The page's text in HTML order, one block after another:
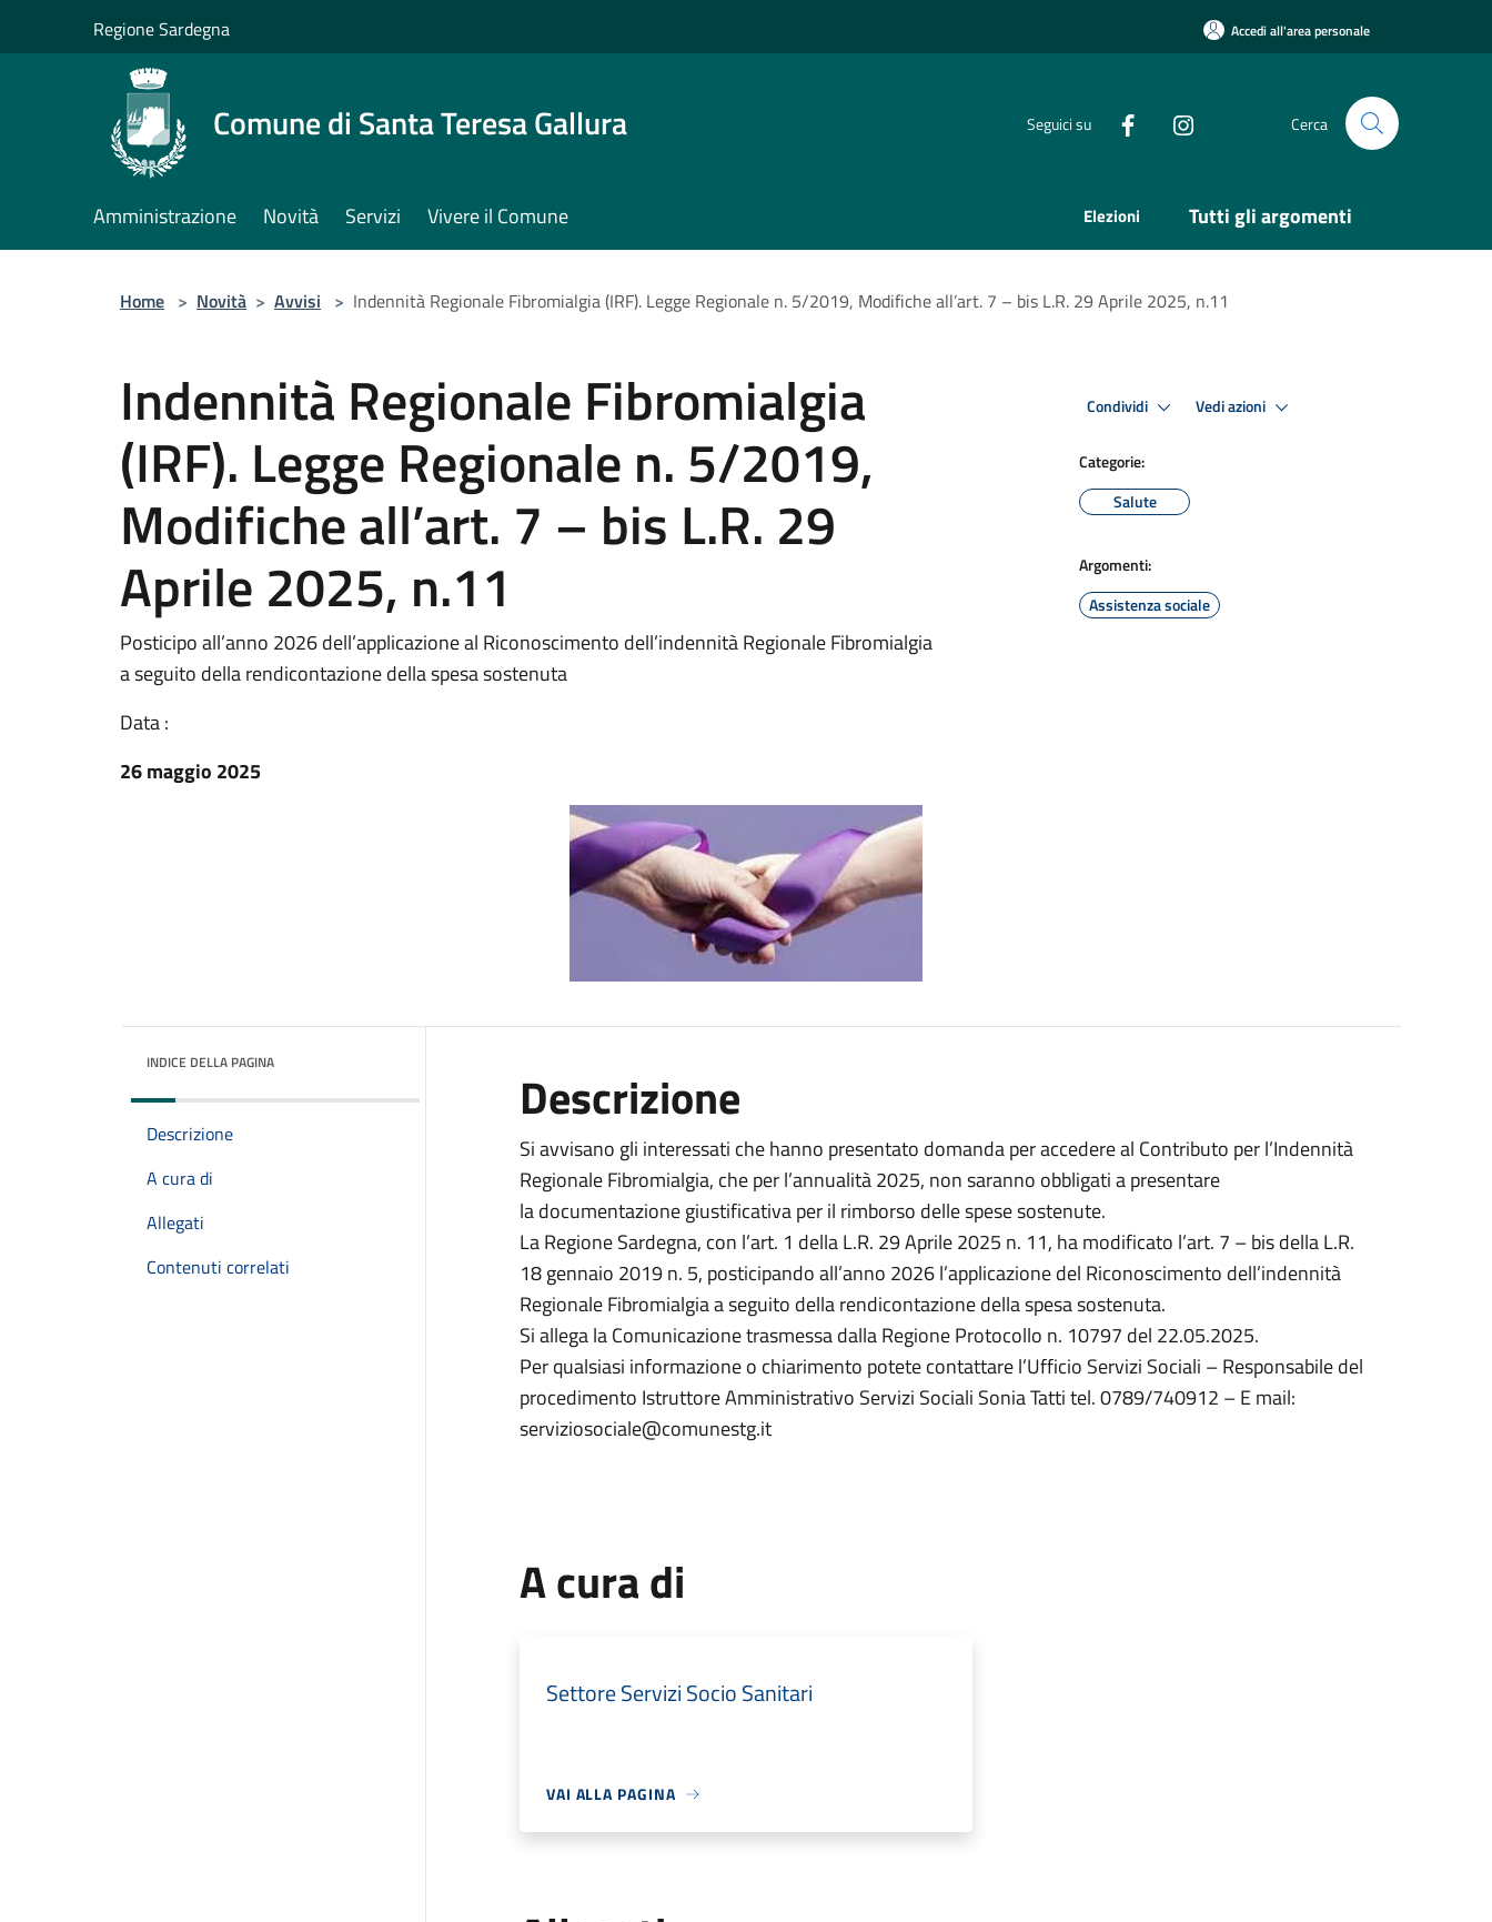
Regione Sardegna Accedi all'area personale
Comune di Santa Teresa Gallura Seguici su Cerca
Amministrazione Novità Servizi Vivere il Comune Elezioni Tutti gli argomenti
Home > Novità > Avvisi > Indennità Regionale Fibromialgia (IRF). Legge Regionale n. 5/2019, Modifiche all’art. 7 – bis L.R. 29 Aprile 2025, n.11
Indennità Regionale Fibromialgia
(IRF). Legge Regionale n. 5/2019,
Modifiche all’art. 7 – bis L.R. 29
Aprile 2025, n.11
Posticipo all’anno 2026 dell’applicazione al Riconoscimento dell’indennità Regionale Fibromialgia
a seguito della rendicontazione della spesa sostenuta
Data :
26 maggio 2025
Condividi Vedi azioni
Categorie:
Salute
Argomenti:
Assistenza sociale
INDICE DELLA PAGINA
Descrizione
A cura di
Allegati
Contenuti correlati
Descrizione
Si avvisano gli interessati che hanno presentato domanda per accedere al Contributo per l’Indennità
Regionale Fibromialgia, che per l’annualità 2025, non saranno obbligati a presentare
la documentazione giustificativa per il rimborso delle spese sostenute.
La Regione Sardegna, con l’art. 1 della L.R. 29 Aprile 2025 n. 11, ha modificato l’art. 7 – bis della L.R.
18 gennaio 2019 n. 5, posticipando all’anno 2026 l’applicazione del Riconoscimento dell’indennità
Regionale Fibromialgia a seguito della rendicontazione della spesa sostenuta.
Si allega la Comunicazione trasmessa dalla Regione Protocollo n. 10797 del 22.05.2025.
Per qualsiasi informazione o chiarimento potete contattare l’Ufficio Servizi Sociali – Responsabile del
procedimento Istruttore Amministrativo Servizi Sociali Sonia Tatti tel. 0789/740912 – E mail:
serviziosociale@comunestg.it
A cura di
Settore Servizi Socio Sanitari
VAI ALLA PAGINA